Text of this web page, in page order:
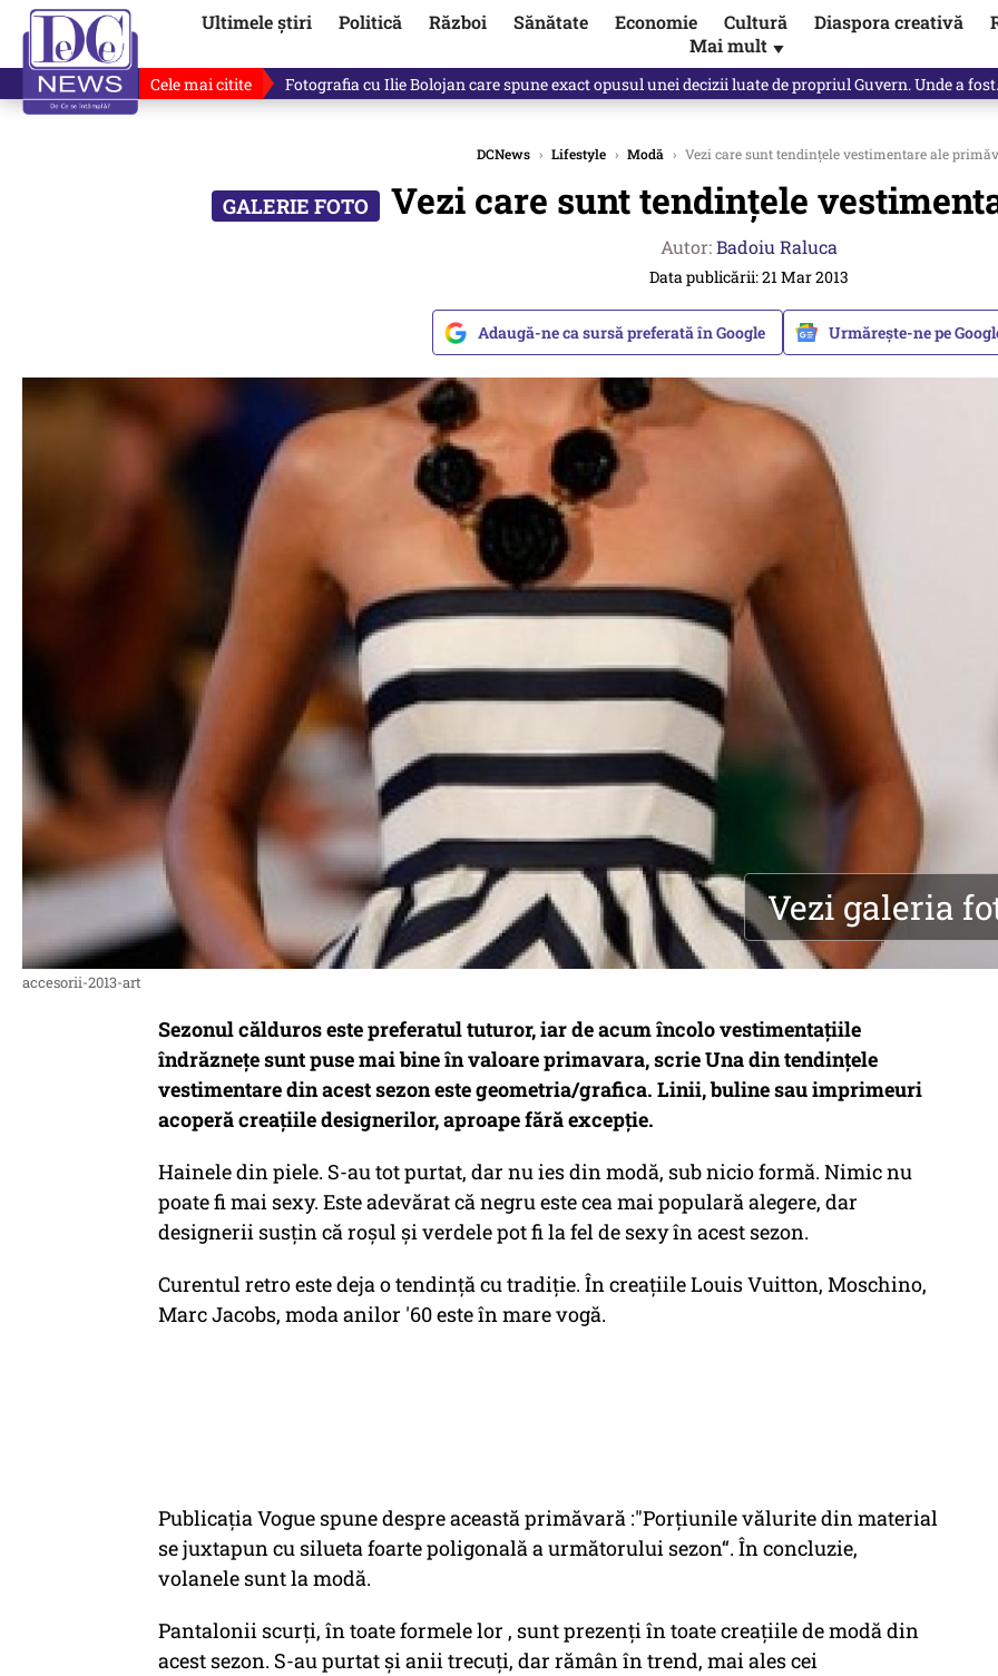
Ultimele știri Politică Război Sănătate Economie Cultură Diaspora creativă
Mai mult ▼
Cele mai citite Ilie Bolojan, gafă în direct despre „omul harnic“ / video
DCNews › Lifestyle › Modă › Vezi care sunt tendințele vestimentare ale
Vezi care sunt tendințele
Autor:Badoiu Raluca
Data publicării: 21 Mar 2013
Adaugă-ne ca sursă preferată în Google Urmărește-ne pe
Vezi galeria
accesorii-2013-art
Sezonul călduros este preferatul tuturor, iar de acum încolo vestimentațiile
îndrăznețe sunt puse mai bine în valoare primavara, scrie Una din tendințele
vestimentare din acest sezon este geometria/grafica. Linii, buline sau imprimeuri
acoperă creațiile designerilor, aproape fără excepție.
Hainele din piele. S-au tot purtat, dar nu ies din modă, sub nicio formă. Nimic nu
poate fi mai sexy. Este adevărat că negru este cea mai populară alegere, dar
designerii susțin că roșul și verdele pot fi la fel de sexy în acest sezon.
Curentul retro este deja o tendință cu tradiție. În creațiile Louis Vuitton, Moschino,
Marc Jacobs, moda anilor '60 este în mare vogă.
Publicația Vogue spune despre această primăvară :"Porțiunile vălurite din material
se juxtapun cu silueta foarte poligonală a următorului sezon“. În concluzie,
volanele sunt la modă.
Pantalonii scurți, în toate formele lor , sunt prezenți în toate creațiile de modă din
acest sezon. S-au purtat și anii trecuți, dar rămân în trend, mai ales cei